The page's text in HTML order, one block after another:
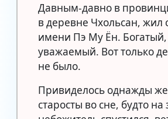
Давным-давно в
в деревне Чхольсан, жил
имени Пэ Му Ён.
уважаемый. Вот только
не было.
Привиделось однажды
старосты во сне, будто